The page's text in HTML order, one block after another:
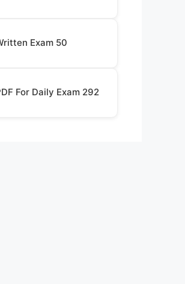
Exam 50
For Daily Exam 292